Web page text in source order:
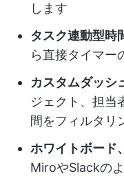
します
タスク連動型時
ら直接タイマー
カスタムダッシ
ジェクト、担当
間をフィルタリ
ホワイトボード
MiroやSlackの